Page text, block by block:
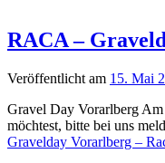
RACA –
Veröffentlicht am 15. Mai
Gravel Day Vorarlberg
möchtest, bitte bei uns
Gravelday Vorarlberg –